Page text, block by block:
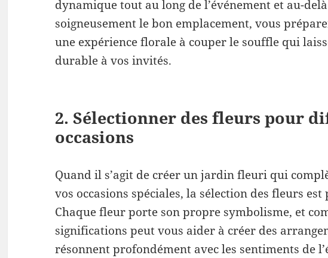
dynamique tout au long de l’événement et au-
soigneusement le bon emplacement, vous
une expérience florale à couper le souffle qui
durable à vos invités.
2. Sélectionner des fleurs pour
occasions
Quand il s’agit de créer un jardin fleuri qui
vos occasions spéciales, la sélection des fleurs
Chaque fleur porte son propre symbolisme, et
significations peut vous aider à créer des
résonnent profondément avec les sentiments de